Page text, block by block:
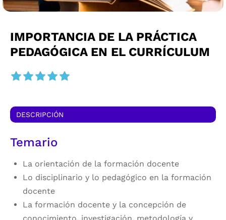
IMPORTANCIA DE LA PRÁCTICA
PEDAGÓGICA EN EL CURRÍCULUM
DESCRIPCIÓN
Temario
La orientación de la formación docente
Lo disciplinario y lo pedagógico en la formación
docente
La formación docente y la concepción de